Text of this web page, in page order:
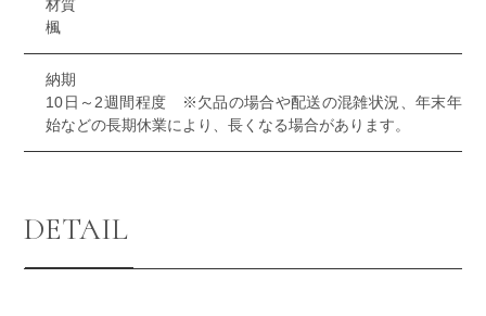
材質
楓
納期
10日～2週間程度 ※欠品の場合や配送の混雑状況、年末年
始などの長期休業により、長くなる場合があります。
DETAIL